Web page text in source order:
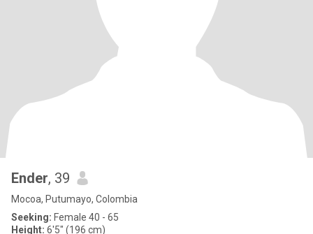
Ender, 39
Mocoa, Putumayo, Colombia
Seeking: Female 40 - 65
Height: 6'5" (196 cm)